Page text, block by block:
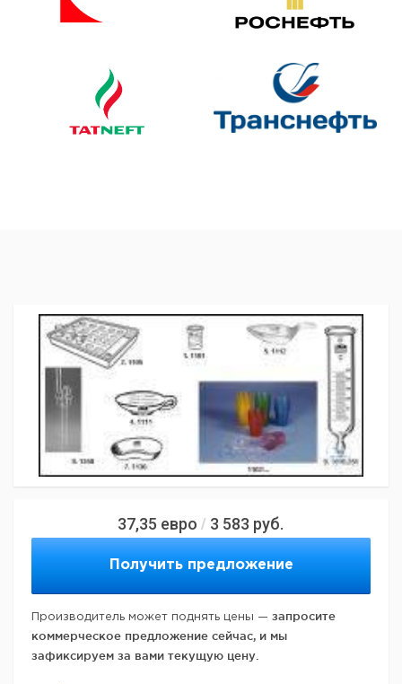
37,35 евро / 3 583 руб.
Получить предложение
Производитель может поднять цены — запросите
коммерческое предложение сейчас, и мы
зафиксируем за вами текущую цену.